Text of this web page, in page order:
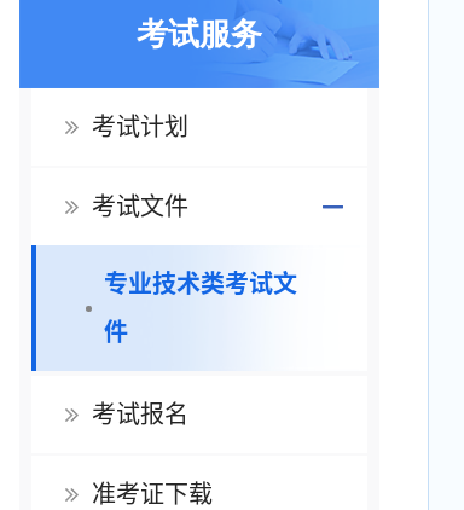
考试服务
考试计划
考试文件
专业技术类考试文
件
考试报名
准考证下载